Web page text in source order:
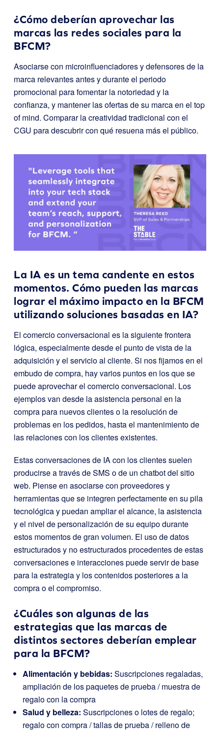
¿Cómo deberían aprovechar las
marcas las redes sociales para la
BFCM?
Asociarse con microinfluenciadores y defensores de la
marca relevantes antes y durante el periodo
promocional para fomentar la notoriedad y la
confianza, y mantener las ofertas de su marca en el top
of mind. Comparar la creatividad tradicional con el
CGU para descubrir con qué resuena más el público.
La IA es un tema candente en estos
momentos. Cómo pueden las marcas
lograr el máximo impacto en la BFCM
utilizando soluciones basadas en IA?
El comercio conversacional es la siguiente frontera
lógica, especialmente desde el punto de vista de la
adquisición y el servicio al cliente. Si nos fijamos en el
embudo de compra, hay varios puntos en los que se
puede aprovechar el comercio conversacional. Los
ejemplos van desde la asistencia personal en la
compra para nuevos clientes o la resolución de
problemas en los pedidos, hasta el mantenimiento de
las relaciones con los clientes existentes.
Estas conversaciones de IA con los clientes suelen
producirse a través de SMS o de un chatbot del sitio
web. Piense en asociarse con proveedores y
herramientas que se integren perfectamente en su pila
tecnológica y puedan ampliar el alcance, la asistencia
y el nivel de personalización de su equipo durante
estos momentos de gran volumen. El uso de datos
estructurados y no estructurados procedentes de estas
conversaciones e interacciones puede servir de base
para la estrategia y los contenidos posteriores a la
compra o el compromiso.
¿Cuáles son algunas de las
estrategias que las marcas de
distintos sectores deberían emplear
para la BFCM?
Alimentación y bebidas: Suscripciones regaladas,
ampliación de los paquetes de prueba / muestra de
regalo con la compra
Salud y belleza: Suscripciones o lotes de regalo;
regalo con compra / tallas de prueba / relleno de